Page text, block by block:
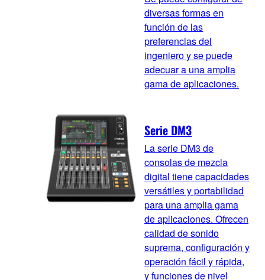
diversas formas en
función de las
preferencias del
ingeniero y se puede
adecuar a una amplia
gama de aplicaciones.
Serie DM3
La serie DM3 de
consolas de mezcla
digital tiene capacidades
versátiles y portabilidad
para una amplia gama
de aplicaciones. Ofrecen
calidad de sonido
suprema, configuración y
operación fácil y rápida,
y funciones de nivel